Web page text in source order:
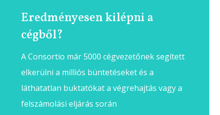
Eredményesen kilépni a
cégből?
A Consortio már 5000 cégvezetőnek segített
elkerülni a milliós büntetéseket és a
láthatatlan buktatókat a végrehajtás vagy a
felszámolási eljárás során